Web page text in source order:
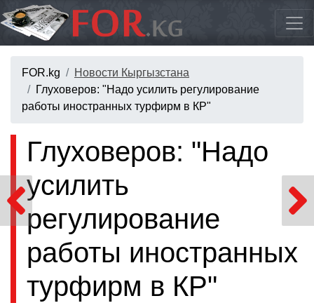
FOR.kg
Новости Кыргызстана
Глуховеров: "Надо усилить регулирование
работы иностранных турфирм в КР"
Глуховеров: "Надо
усилить
регулирование
работы иностранных
турфирм в КР"